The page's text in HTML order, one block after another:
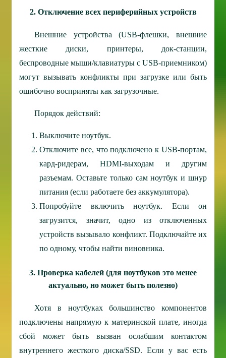
2. Отключение всех периферийных устройств
Внешние устройства (USB-флешки, внешние
жесткие диски, принтеры, док-станции,
беспроводные мыши/клавиатуры с USB-приемником)
могут вызывать конфликты при загрузке или быть
ошибочно восприняты как загрузочные.
Порядок действий:
Выключите ноутбук.
Отключите все, что подключено к USB-портам,
кард-ридерам, HDMI-выходам и другим
разъемам. Оставьте только сам ноутбук и шнур
питания (если работаете без аккумулятора).
Попробуйте включить ноутбук. Если он
загрузится, значит, одно из отключенных
устройств вызывало конфликт. Подключайте их
по одному, чтобы найти виновника.
3. Проверка кабелей (для ноутбуков это менее
актуально, но может быть полезно)
Хотя в ноутбуках большинство компонентов
подключены напрямую к материнской плате, иногда
сбой может быть вызван ослабшим контактом
внутреннего жесткого диска/SSD. Если у вас есть